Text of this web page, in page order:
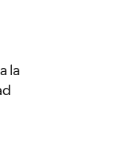
la